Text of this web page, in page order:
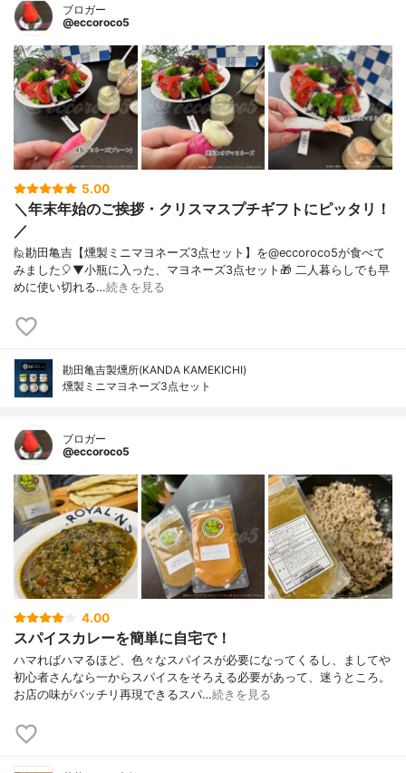
ブロガー
@eccoroco5
5.00
＼年末年始のご挨拶・クリスマスプチギフトにピッタリ！
／
🙋勘田亀吉【燻製ミニマヨネーズ3点セット】を@eccoroco5が食べて
みました🎈⁡⁡⁡▼⁡小瓶に入った、マヨネーズ3点セット🎁 二人暮らしでも早
めに使い切れる…続きを見る
勘田亀吉製燻所(KANDA KAMEKICHI)
燻製ミニマヨネーズ3点セット
ブロガー
@eccoroco5
4.00
スパイスカレーを簡単に自宅で！
ハマればハマるほど、色々なスパイスが必要になってくるし、ましてや
初心者さんなら一からスパイスをそろえる必要があって、迷うところ。
お店の味がバッチリ再現できるスパ…続きを見る